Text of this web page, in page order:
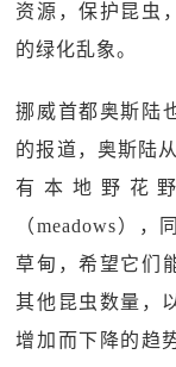
资源，保护昆虫
的绿化乱象。
挪威首都奥斯陆
的报道，奥斯陆
有本地野花
（meadows）
草甸，希望它们
其他昆虫数量，
增加而下降的趋